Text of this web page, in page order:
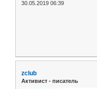
30.05.2019 06:39
zclub
Активист - писатель